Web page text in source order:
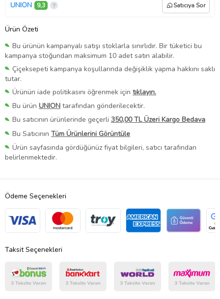
UNION 9,3 Satıcıya Sor
Ürün Özeti
Bu ürünün kampanyalı satışı stoklarla sınırlıdır. Bir tüketici bu
kampanya stoğundan maksimum 10 adet satın alabilir.
Çiçeksepeti kampanya koşullarında değişiklik yapma hakkını saklı
tutar.
Ürünün iade politikasını öğrenmek için tıklayın.
Bu ürün UNION tarafından gönderilecektir.
Bu satıcının ürünlerinde geçerli 350,00 TL Üzeri Kargo Bedava
Bu Satıcının Tüm Ürünlerini Görüntüle
Ürün sayfasında gördüğünüz fiyat bilgileri, satıcı tarafından
belirlenmektedir.
Ödeme Seçenekleri
Taksit Seçenekleri